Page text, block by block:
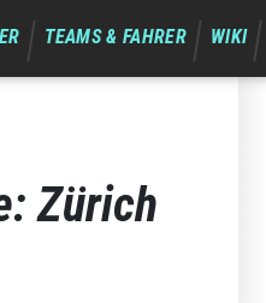
TEAMS & FAHRER WIKI
Zürich